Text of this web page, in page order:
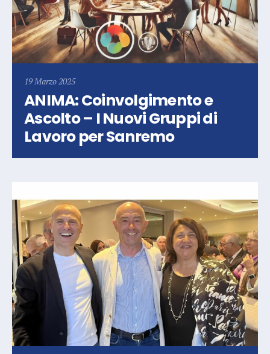
19 Marzo 2025
ANIMA: Coinvolgimento e
Ascolto – I Nuovi Gruppi di
Lavoro per Sanremo